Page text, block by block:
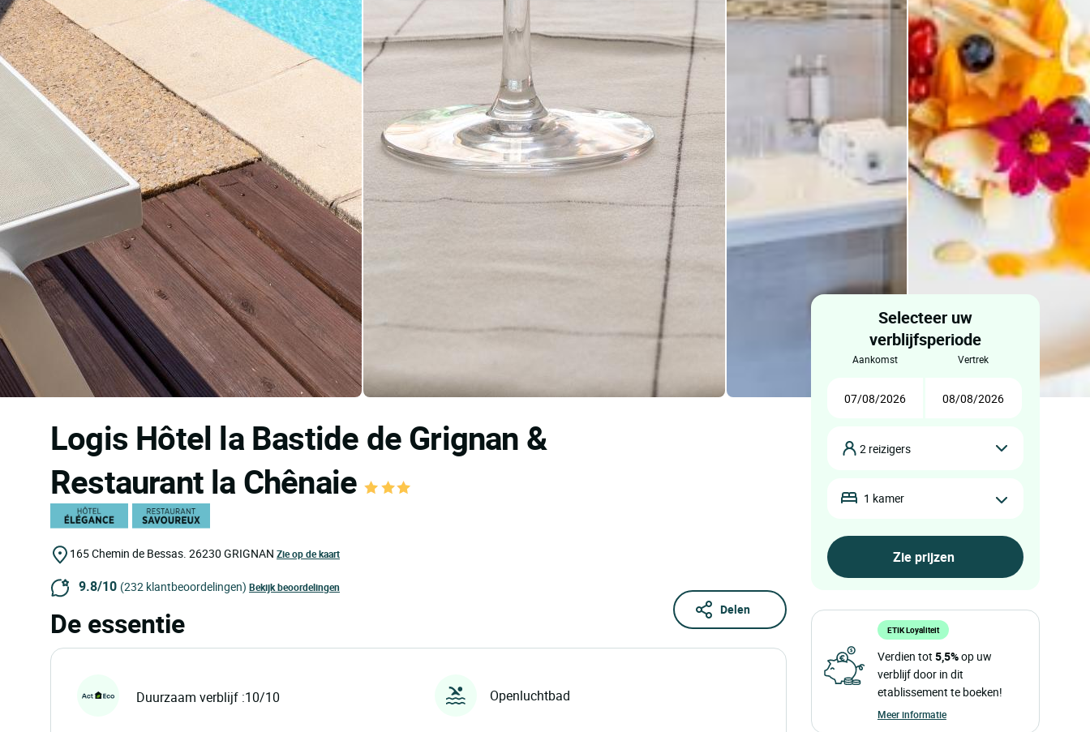
Logis Hôtel la Bastide de Grignan &
Restaurant la Chênaie
165 Chemin de Bessas. 26230 GRIGNAN Zie op de kaart
9.8/10 (232 klantbeoordelingen) Bekijk beoordelingen
Delen
De essentie
Duurzaam verblijf :10/10 Openluchtbad
Selecteer uw
verblijfsperiode
aankomst vertrek
2 reizigers
1 kamer
ETIK Loyaliteit
Verdien tot 5,5%op uw
verblijf door in dit
etablissement te boeken!
Meer informatie